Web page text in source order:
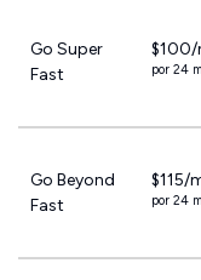
Go Super
Fast
por 24
Go Beyond
Fast
$115/
por 24